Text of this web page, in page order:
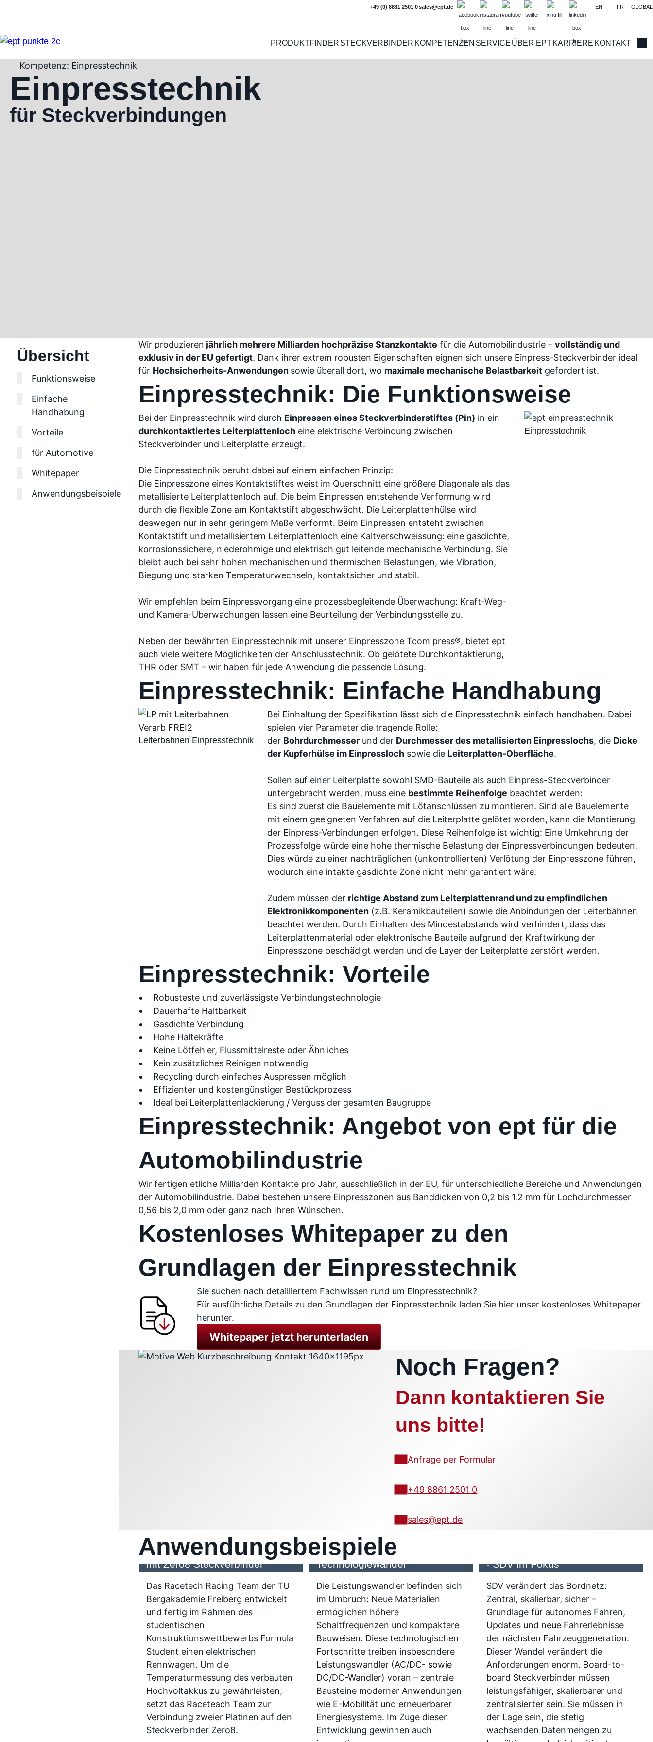
+49 (0) 8861 2501 0sales@ept.de EN FR GLOBAL
PRODUKTFINDER STECKVERBINDER KOMPETENZEN SERVICE ÜBER EPTKARRIERE KONTAKT
Kompetenz: Einpresstechnik
Einpresstechnik
für Steckverbindungen
Übersicht
Funktionsweise
Einfache
Handhabung
Vorteile
für Automotive
Whitepaper
Anwendungsbeispiele
Wir produzieren jährlich mehrere Milliarden hochpräzise Stanzkontakte für die Automobilindustrie – vollständig und
exklusiv in der EU gefertigt. Dank ihrer extrem robusten Eigenschaften eignen sich unsere Einpress-Steckverbinder ideal
für Hochsicherheits-Anwendungen sowie überall dort, wo maximale mechanische Belastbarkeitgefordert ist.
Einpresstechnik: Die Funktionsweise
Einpresstechnik
Bei der Einpresstechnik wird durch Einpressen eines Steckverbinderstiftes (Pin) in ein
durchkontaktiertes Leiterplattenlocheine elektrische Verbindung zwischen
Steckverbinder und Leiterplatte erzeugt.
Die Einpresstechnik beruht dabei auf einem einfachen Prinzip:
Die Einpresszone eines Kontaktstiftes weist im Querschnitt eine größere Diagonale als das
metallisierte Leiterplattenloch auf. Die beim Einpressen entstehende Verformung wird
durch die flexible Zone am Kontaktstift abgeschwächt. Die Leiterplattenhülse wird
deswegen nur in sehr geringem Maße verformt. Beim Einpressen entsteht zwischen
Kontaktstift und metallisiertem Leiterplattenloch eine Kaltverschweissung: eine gasdichte,
korrosionssichere, niederohmige und elektrisch gut leitende mechanische Verbindung. Sie
bleibt auch bei sehr hohen mechanischen und thermischen Belastungen, wie Vibration,
Biegung und starken Temperaturwechseln, kontaktsicher und stabil.
Wir empfehlen beim Einpressvorgang eine prozessbegleitende Überwachung: Kraft-Weg-
und Kamera-Überwachungen lassen eine Beurteilung der Verbindungsstelle zu.
Neben der bewährten Einpresstechnik mit unserer Einpresszone Tcom press®, bietet ept
auch viele weitere Möglichkeiten der Anschlusstechnik. Ob gelötete Durchkontaktierung,
THR oder SMT – wir haben für jede Anwendung die passende Lösung.
Einpresstechnik: Einfache Handhabung
Leiterbahnen Einpresstechnik
Bei Einhaltung der Spezifikation lässt sich die Einpresstechnik einfach handhaben. Dabei
spielen vier Parameter die tragende Rolle:
der Bohrdurchmesserund der Durchmesser des metallisierten Einpresslochs, die Dicke
der Kupferhülse im Einpresslochsowie die Leiterplatten-Oberfläche.
Sollen auf einer Leiterplatte sowohl SMD-Bauteile als auch Einpress-Steckverbinder
untergebracht werden, muss eine bestimmte Reihenfolge beachtet werden:
Es sind zuerst die Bauelemente mit Lötanschlüssen zu montieren. Sind alle Bauelemente
mit einem geeigneten Verfahren auf die Leiterplatte gelötet worden, kann die Montierung
der Einpress-Verbindungen erfolgen. Diese Reihenfolge ist wichtig: Eine Umkehrung der
Prozessfolge würde eine hohe thermische Belastung der Einpressverbindungen bedeuten.
Dies würde zu einer nachträglichen (unkontrollierten) Verlötung der Einpresszone führen,
wodurch eine intakte gasdichte Zone nicht mehr garantiert wäre.
Zudem müssen der richtige Abstand zum Leiterplattenrand und zu empfindlichen
Elektronikkomponenten(z.B. Keramikbauteilen) sowie die Anbindungen der Leiterbahnen
beachtet werden. Durch Einhalten des Mindestabstands wird verhindert, dass das
Leiterplattenmaterial oder elektronische Bauteile aufgrund der Kraftwirkung der
Einpresszone beschädigt werden und die Layer der Leiterplatte zerstört werden.
Einpresstechnik: Vorteile
Robusteste und zuverlässigste Verbindungstechnologie
Dauerhafte Haltbarkeit
Gasdichte Verbindung
Hohe Haltekräfte
Keine Lötfehler, Flussmittelreste oder Ähnliches
Kein zusätzliches Reinigen notwendig
Recycling durch einfaches Auspressen möglich
Effizienter und kostengünstiger Bestückprozess
Ideal bei Leiterplattenlackierung / Verguss der gesamten Baugruppe
Einpresstechnik: Angebot von ept für die
Automobilindustrie
Wir fertigen etliche Milliarden Kontakte pro Jahr, ausschließlich in der EU, für unterschiedliche Bereiche und Anwendungen
der Automobilindustrie. Dabei bestehen unsere Einpresszonen aus Banddicken von 0,2 bis 1,2 mm für Lochdurchmesser
0,56 bis 2,0 mm oder ganz nach Ihren Wünschen.
Kostenloses Whitepaper zu den
Grundlagen der Einpresstechnik
Sie suchen nach detailliertem Fachwissen rund um Einpresstechnik?
Für ausführliche Details zu den Grundlagen der Einpresstechnik laden Sie hier unser kostenloses Whitepaper
herunter.
Whitepaper jetzt herunterladen
Noch Fragen?
Dann kontaktieren Sie
uns bitte!
Anfrage per Formular
+49 8861 2501 0
sales@ept.de
Anwendungsbeispiele
Elektrischer Rennwagen fährt
mit Zero8 Steckverbinder
Das Racetech Racing Team der TU
Bergakademie Freiberg entwickelt
und fertig im Rahmen des
studentischen
Konstruktionswettbewerbs Formula
Student einen elektrischen
Rennwagen. Um die
Temperaturmessung des verbauten
Hochvoltakkus zu gewährleisten,
setzt das Raceteach Team zur
Verbindung zweier Platinen auf den
Steckverbinder Zero8.
Leistungswandler im
Technologiewandel
Die Leistungswandler befinden sich
im Umbruch: Neue Materialien
ermöglichen höhere
Schaltfrequenzen und kompaktere
Bauweisen. Diese technologischen
Fortschritte treiben insbesondere
Leistungswandler (AC/DC- sowie
DC/DC-Wandler) voran – zentrale
Bausteine moderner Anwendungen
wie E-Mobilität und erneuerbarer
Energiesysteme. Im Zuge dieser
Entwicklung gewinnen auch
- SDV im Fokus
SDV verändert das Bordnetz:
Zentral, skalierbar, sicher –
Grundlage für autonomes Fahren,
Updates und neue Fahrerlebnisse
der nächsten Fahrzeuggeneration.
Dieser Wandel verändert die
Anforderungen enorm. Board-to-
board Steckverbinder müssen
leistungsfähiger, skalierbarer und
zentralisierter sein. Sie müssen in
der Lage sein, die stetig
wachsenden Datenmengen zu